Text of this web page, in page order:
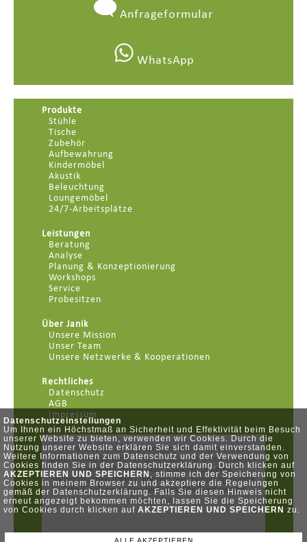
Datenschutzeinstellungen
Um Ihnen ein Höchstmaß an Sicherheit und Effektivität beim Besuch
unserer Website zu bieten, verwenden wir Cookies. Durch die
Nutzung unserer Website erklären Sie sich damit einverstanden.
Weitere Informationen zum Datenschutz und der Verwendung von
Cookies finden Sie in der Datenschutzerklärung. Durch klicken auf
AKZEPTIEREN UND SPEICHERN , stimme ich der Speicherung von
Cookies in meinem Browser zu und akzeptiere die Regelungen
gemäß der Datenschutzerklärung. Falls Sie diesen Hinweis nicht
erneut angezeigt bekommen möchten, lassen Sie die Speicherung
von Cookies durch klicken auf AKZEPTIEREN UND SPEICHERN zu.
ALLE AKZEPTIEREN
Anfrageformular
WhatsApp
Produkte
Stühle
Tische
Zubehör
Aufbewahrung
Kindermöbel
Akustik
Beleuchtung
Loungemöbel
24/7-Arbeitsplätze
Leistungen
Beratung
Analyse
Planung & Konzeptionierung
Workshops
Service
Probesitzen
Über Janik
Unsere Mission
Unser Team
Unsere Netzwerke & Kooperationen
Rechtliches
Datenschutz
AGB
Impressum